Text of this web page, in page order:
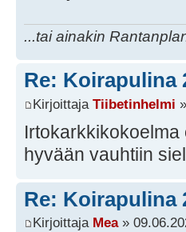
...tai ainakin
Re: Koirapulina
Kirjoittaja Tiibetinhelmi
hyvään vauhtiin
Re: Koirapulina
Kirjoittaja Mea»